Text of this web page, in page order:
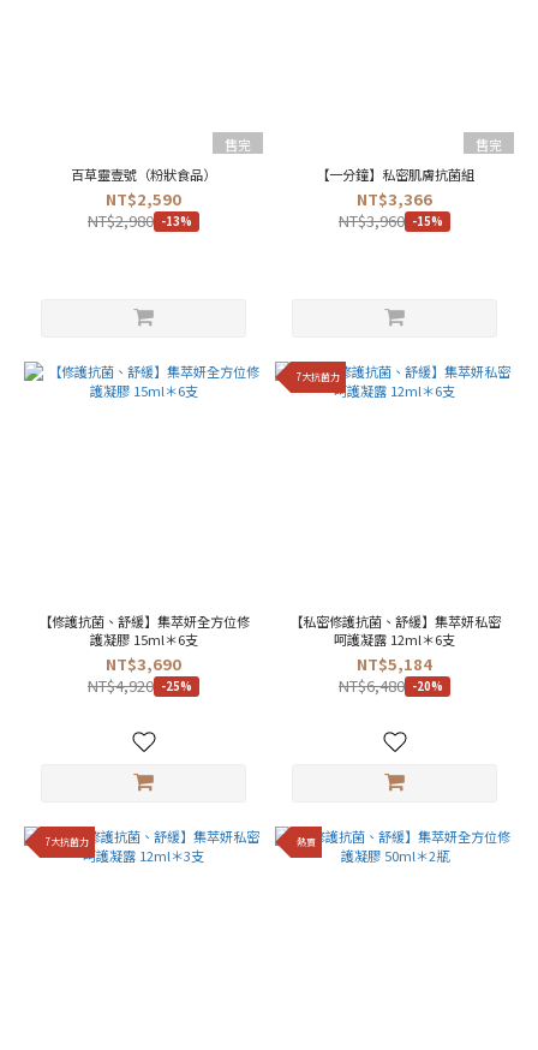
售完
百草靈壹號（粉狀食品）
NT$2,590
NT$2,980 -13%
售完
【一分鐘】私密肌膚抗菌組
NT$3,366
NT$3,960 -15%
【修護抗菌、舒緩】集萃妍全方位修
護凝膠 15ml＊6支
NT$3,690
NT$4,920 -25%
7大抗菌力
【私密修護抗菌、舒緩】集萃妍私密
呵護凝露 12ml＊6支
NT$5,184
NT$6,480 -20%
7大抗菌力 熱賣